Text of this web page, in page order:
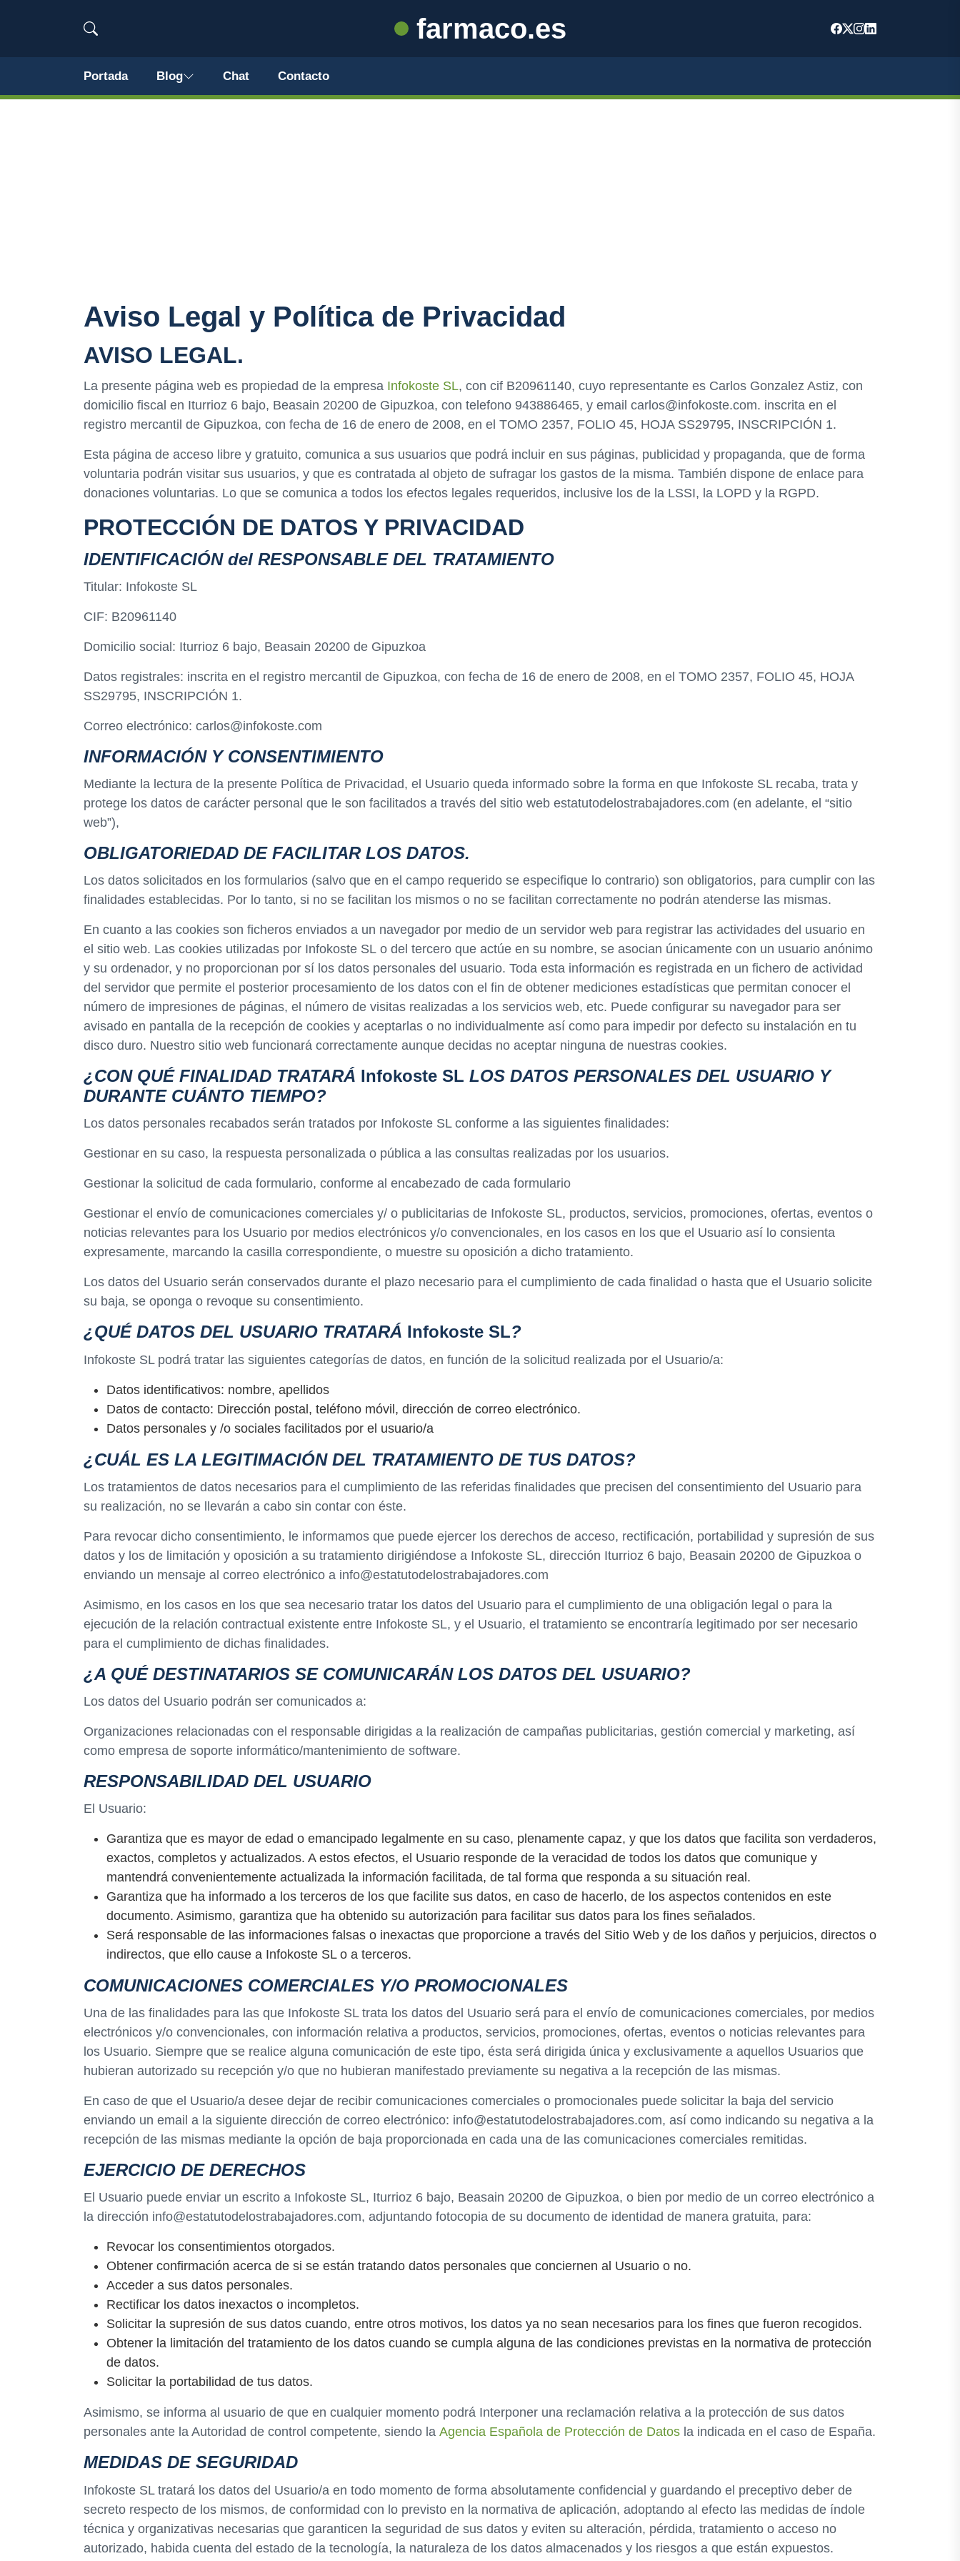
farmaco.es
Portada Blog Chat Contacto
Aviso Legal y Política de Privacidad
AVISO LEGAL.
La presente página web es propiedad de la empresa Infokoste SL, con cif B20961140, cuyo representante es Carlos Gonzalez Astiz, con
domicilio fiscal en Iturrioz 6 bajo, Beasain 20200 de Gipuzkoa, con telefono 943886465, y email carlos@infokoste.com. inscrita en el
registro mercantil de Gipuzkoa, con fecha de 16 de enero de 2008, en el TOMO 2357, FOLIO 45, HOJA SS29795, INSCRIPCIÓN 1.
Esta página de acceso libre y gratuito, comunica a sus usuarios que podrá incluir en sus páginas, publicidad y propaganda, que de forma
voluntaria podrán visitar sus usuarios, y que es contratada al objeto de sufragar los gastos de la misma. También dispone de enlace para
donaciones voluntarias. Lo que se comunica a todos los efectos legales requeridos, inclusive los de la LSSI, la LOPD y la RGPD.
PROTECCIÓN DE DATOS Y PRIVACIDAD
IDENTIFICACIÓN del RESPONSABLE DEL TRATAMIENTO
Titular: Infokoste SL
CIF: B20961140
Domicilio social: Iturrioz 6 bajo, Beasain 20200 de Gipuzkoa
Datos registrales: inscrita en el registro mercantil de Gipuzkoa, con fecha de 16 de enero de 2008, en el TOMO 2357, FOLIO 45, HOJA
SS29795, INSCRIPCIÓN 1.
Correo electrónico: carlos@infokoste.com
INFORMACIÓN Y CONSENTIMIENTO
Mediante la lectura de la presente Política de Privacidad, el Usuario queda informado sobre la forma en que Infokoste SL recaba, trata y
protege los datos de carácter personal que le son facilitados a través del sitio web estatutodelostrabajadores.com (en adelante, el “sitio
web”),
OBLIGATORIEDAD DE FACILITAR LOS DATOS.
Los datos solicitados en los formularios (salvo que en el campo requerido se especifique lo contrario) son obligatorios, para cumplir con las
finalidades establecidas. Por lo tanto, si no se facilitan los mismos o no se facilitan correctamente no podrán atenderse las mismas.
En cuanto a las cookies son ficheros enviados a un navegador por medio de un servidor web para registrar las actividades del usuario en
el sitio web. Las cookies utilizadas por Infokoste SL o del tercero que actúe en su nombre, se asocian únicamente con un usuario anónimo
y su ordenador, y no proporcionan por sí los datos personales del usuario. Toda esta información es registrada en un fichero de actividad
del servidor que permite el posterior procesamiento de los datos con el fin de obtener mediciones estadísticas que permitan conocer el
número de impresiones de páginas, el número de visitas realizadas a los servicios web, etc. Puede configurar su navegador para ser
avisado en pantalla de la recepción de cookies y aceptarlas o no individualmente así como para impedir por defecto su instalación en tu
disco duro. Nuestro sitio web funcionará correctamente aunque decidas no aceptar ninguna de nuestras cookies.
¿CON QUÉ FINALIDAD TRATARÁ Infokoste SL LOS DATOS PERSONALES DEL USUARIO Y
DURANTE CUÁNTO TIEMPO?
Los datos personales recabados serán tratados por Infokoste SL conforme a las siguientes finalidades:
Gestionar en su caso, la respuesta personalizada o pública a las consultas realizadas por los usuarios.
Gestionar la solicitud de cada formulario, conforme al encabezado de cada formulario
Gestionar el envío de comunicaciones comerciales y/ o publicitarias de Infokoste SL, productos, servicios, promociones, ofertas, eventos o
noticias relevantes para los Usuario por medios electrónicos y/o convencionales, en los casos en los que el Usuario así lo consienta
expresamente, marcando la casilla correspondiente, o muestre su oposición a dicho tratamiento.
Los datos del Usuario serán conservados durante el plazo necesario para el cumplimiento de cada finalidad o hasta que el Usuario solicite
su baja, se oponga o revoque su consentimiento.
¿QUÉ DATOS DEL USUARIO TRATARÁ Infokoste SL?
Infokoste SL podrá tratar las siguientes categorías de datos, en función de la solicitud realizada por el Usuario/a:
Datos identificativos: nombre, apellidos
Datos de contacto: Dirección postal, teléfono móvil, dirección de correo electrónico.
Datos personales y /o sociales facilitados por el usuario/a
¿CUÁL ES LA LEGITIMACIÓN DEL TRATAMIENTO DE TUS DATOS?
Los tratamientos de datos necesarios para el cumplimiento de las referidas finalidades que precisen del consentimiento del Usuario para
su realización, no se llevarán a cabo sin contar con éste.
Para revocar dicho consentimiento, le informamos que puede ejercer los derechos de acceso, rectificación, portabilidad y supresión de sus
datos y los de limitación y oposición a su tratamiento dirigiéndose a Infokoste SL, dirección Iturrioz 6 bajo, Beasain 20200 de Gipuzkoa o
enviando un mensaje al correo electrónico a info@estatutodelostrabajadores.com
Asimismo, en los casos en los que sea necesario tratar los datos del Usuario para el cumplimiento de una obligación legal o para la
ejecución de la relación contractual existente entre Infokoste SL, y el Usuario, el tratamiento se encontraría legitimado por ser necesario
para el cumplimiento de dichas finalidades.
¿A QUÉ DESTINATARIOS SE COMUNICARÁN LOS DATOS DEL USUARIO?
Los datos del Usuario podrán ser comunicados a:
Organizaciones relacionadas con el responsable dirigidas a la realización de campañas publicitarias, gestión comercial y marketing, así
como empresa de soporte informático/mantenimiento de software.
RESPONSABILIDAD DEL USUARIO
El Usuario:
Garantiza que es mayor de edad o emancipado legalmente en su caso, plenamente capaz, y que los datos que facilita son verdaderos,
exactos, completos y actualizados. A estos efectos, el Usuario responde de la veracidad de todos los datos que comunique y
mantendrá convenientemente actualizada la información facilitada, de tal forma que responda a su situación real.
Garantiza que ha informado a los terceros de los que facilite sus datos, en caso de hacerlo, de los aspectos contenidos en este
documento. Asimismo, garantiza que ha obtenido su autorización para facilitar sus datos para los fines señalados.
Será responsable de las informaciones falsas o inexactas que proporcione a través del Sitio Web y de los daños y perjuicios, directos o
indirectos, que ello cause a Infokoste SL o a terceros.
COMUNICACIONES COMERCIALES Y/O PROMOCIONALES
Una de las finalidades para las que Infokoste SL trata los datos del Usuario será para el envío de comunicaciones comerciales, por medios
electrónicos y/o convencionales, con información relativa a productos, servicios, promociones, ofertas, eventos o noticias relevantes para
los Usuario. Siempre que se realice alguna comunicación de este tipo, ésta será dirigida única y exclusivamente a aquellos Usuarios que
hubieran autorizado su recepción y/o que no hubieran manifestado previamente su negativa a la recepción de las mismas.
En caso de que el Usuario/a desee dejar de recibir comunicaciones comerciales o promocionales puede solicitar la baja del servicio
enviando un email a la siguiente dirección de correo electrónico: info@estatutodelostrabajadores.com, así como indicando su negativa a la
recepción de las mismas mediante la opción de baja proporcionada en cada una de las comunicaciones comerciales remitidas.
EJERCICIO DE DERECHOS
El Usuario puede enviar un escrito a Infokoste SL, Iturrioz 6 bajo, Beasain 20200 de Gipuzkoa, o bien por medio de un correo electrónico a
la dirección info@estatutodelostrabajadores.com, adjuntando fotocopia de su documento de identidad de manera gratuita, para:
Revocar los consentimientos otorgados.
Obtener confirmación acerca de si se están tratando datos personales que conciernen al Usuario o no.
Acceder a sus datos personales.
Rectificar los datos inexactos o incompletos.
Solicitar la supresión de sus datos cuando, entre otros motivos, los datos ya no sean necesarios para los fines que fueron recogidos.
Obtener la limitación del tratamiento de los datos cuando se cumpla alguna de las condiciones previstas en la normativa de protección
de datos.
Solicitar la portabilidad de tus datos.
Asimismo, se informa al usuario de que en cualquier momento podrá Interponer una reclamación relativa a la protección de sus datos
personales ante la Autoridad de control competente, siendo la Agencia Española de Protección de Datos la indicada en el caso de España.
MEDIDAS DE SEGURIDAD
Infokoste SL tratará los datos del Usuario/a en todo momento de forma absolutamente confidencial y guardando el preceptivo deber de
secreto respecto de los mismos, de conformidad con lo previsto en la normativa de aplicación, adoptando al efecto las medidas de índole
técnica y organizativas necesarias que garanticen la seguridad de sus datos y eviten su alteración, pérdida, tratamiento o acceso no
autorizado, habida cuenta del estado de la tecnología, la naturaleza de los datos almacenados y los riesgos a que están expuestos.